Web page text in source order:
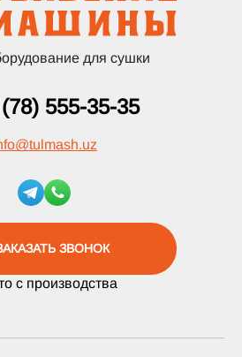
для сушки
555-35-35
@tulmash.uz
ЗВОНОК
с производства